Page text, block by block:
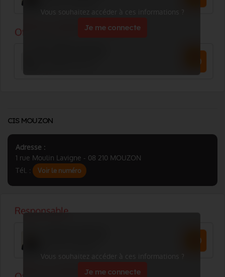
Vous souhaitez accéder à ces informations ?
Je me connecte
CIS MOUZON
Adresse :
1 rue Moulin Lavigne - 08 210 MOUZON
Tél. :
Voir le numéro
Vous souhaitez accéder à ces informations ?
Je me connecte